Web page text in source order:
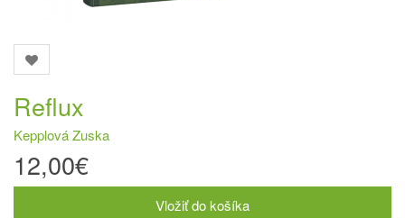
Reflux
Kepplová Zuska
12,00€
Vložiť do košíka